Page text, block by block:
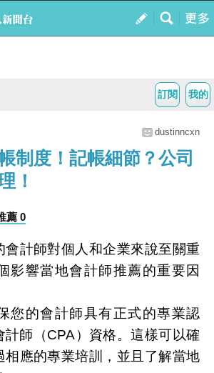
我的
訂閱
dustinncxn
制度！記帳細節？公司
！
薦 0
會計師對個人和企業來說至關重
影響當地會計師推薦的重要因
您的會計師具有正式的專業認
計師（CPA）資格。這樣可以確
相應的專業培訓，並且了解當地